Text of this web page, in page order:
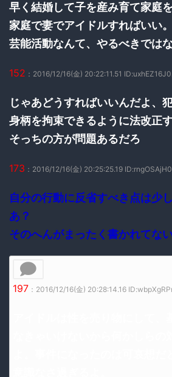
早く結婚して子を産み育て家庭
家庭で妻でアイドルすればいい。
芸能活動なんて、やるべきではな
152 ：2016/12/16(金) 20:22:11.51
じゃあどうすればいいんだよ、
身柄を拘束できるように法改正
そっちの方が問題あるだろ
173 ：2016/12/16(金) 20:25:25.19
自分の行動に反省すべき点は少
あ？
そのへんがまったく書かれてな
197 ：2016/12/16(金) 20:28:14.16